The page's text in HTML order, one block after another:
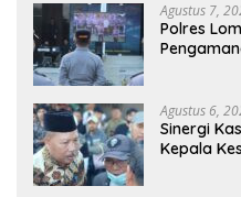
Agustus 7,
Polres
Agustus 6,
Sinergi
Kepala